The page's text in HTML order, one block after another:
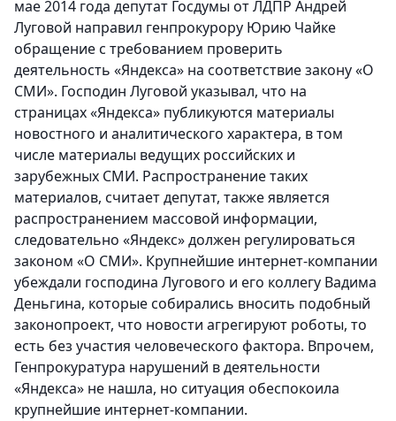
мае 2014 года депутат Госдумы от ЛДПР Андрей
Луговой направил генпрокурору Юрию Чайке
обращение с требованием проверить
деятельность «Яндекса» на соответствие закону «О
СМИ». Господин Луговой указывал, что на
страницах «Яндекса» публикуются материалы
новостного и аналитического характера, в том
числе материалы ведущих российских и
зарубежных СМИ. Распространение таких
материалов, считает депутат, также является
распространением массовой информации,
следовательно «Яндекс» должен регулироваться
законом «О СМИ». Крупнейшие интернет-компании
убеждали господина Лугового и его коллегу Вадима
Деньгина, которые собирались вносить подобный
законопроект, что новости агрегируют роботы, то
есть без участия человеческого фактора. Впрочем,
Генпрокуратура нарушений в деятельности
«Яндекса» не нашла, но ситуация обеспокоила
крупнейшие интернет-компании.